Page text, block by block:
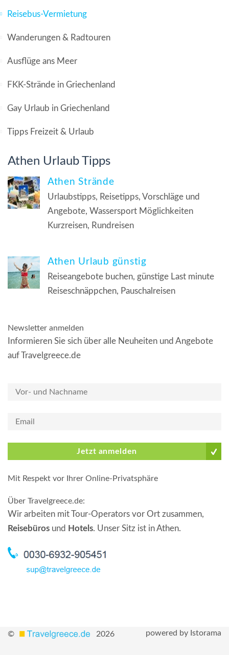
Reisebus-Vermietung
Wanderungen & Radtouren
Ausflüge ans Meer
FKK-Strände in Griechenland
Gay Urlaub in Griechenland
Tipps Freizeit & Urlaub
Athen Urlaub Tipps
Athen Strände
Urlaubstipps, Reisetipps, Vorschläge und
Angebote, Wassersport Möglichkeiten
Kurzreisen, Rundreisen
Athen Urlaub günstig
Reiseangebote buchen, günstige Last minute
Reiseschnäppchen, Pauschalreisen
Newsletter anmelden
Informieren Sie sich über alle Neuheiten und Angebote
auf Travelgreece.de
Jetzt anmelden
Mit Respekt vor Ihrer Online-Privatsphäre
Über Travelgreece.de:
Wir arbeiten mit Tour-Operators vor Ort zusammen,
Reisebüros und Hotels. Unser Sitz ist in Athen.
© 2026 powered by Istorama